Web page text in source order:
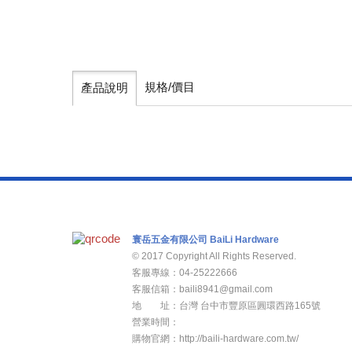
產品說明 規格/價目
寰岳五金有限公司 BaiLi Hardware
© 2017 Copyright All Rights Reserved.
客服專線：04-25222666
客服信箱：baili8941@gmail.com
地 址：台灣 台中市豐原區圓環西路165號
營業時間：
購物官網：http://baili-hardware.com.tw/